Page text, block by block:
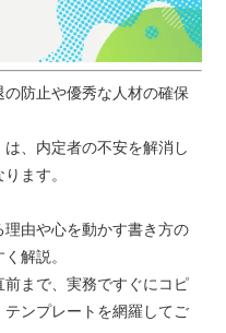
防止や優秀な人材の確保
、内定者の不安を解消し
ます。
由や心を動かす書き方の
解説。
まで、実務ですぐにコピ
ンプレートを網羅してご